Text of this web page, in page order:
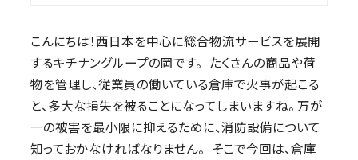
こんにちは！西日本を中心に総合物流サービスを展開
するキチナングループの岡です。 たくさんの商品や荷
物を管理し、従業員の働いている倉庫で火事が起こる
と、多大な損失を被ることになってしまいますね。 万が
一の被害を最小限に抑えるために、消防設備について
知っておかなければなりません。 そこで今回は、倉庫